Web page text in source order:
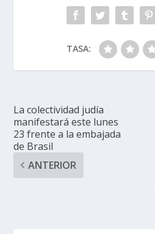
TASA:
La colectividad judía
manifestará este lunes
23 frente a la embajada
de Brasil
ANTERIOR